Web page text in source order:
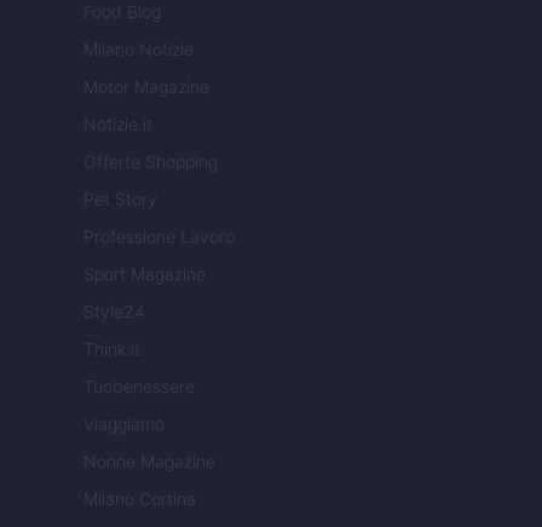
Food Blog
Milano Notizie
Motor Magazine
Notizie.it
Offerte Shopping
Pet Story
Professione Lavoro
Sport Magazine
Style24
Think.it
Tuobenessere
Viaggiamo
Nonne Magazine
Milano Cortina